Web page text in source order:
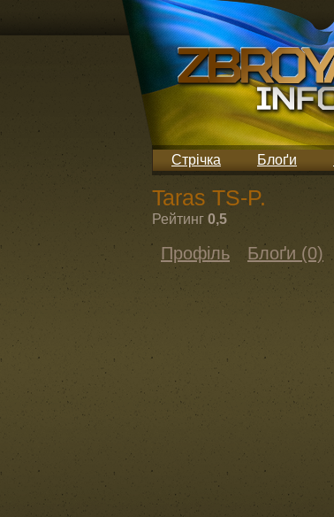
Стрічка Блоґи
Taras TS-P.
Рейтинг 0,5
Профіль Блоґи (0)